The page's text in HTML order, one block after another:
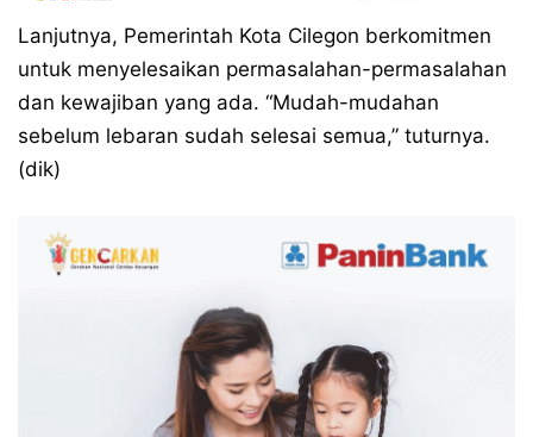
Lanjutnya, Pemerintah Kota Cilegon berkomitmen
untuk menyelesaikan permasalahan-permasalahan
dan kewajiban yang ada. “Mudah-mudahan
sebelum lebaran sudah selesai semua,” tuturnya.
(dik)